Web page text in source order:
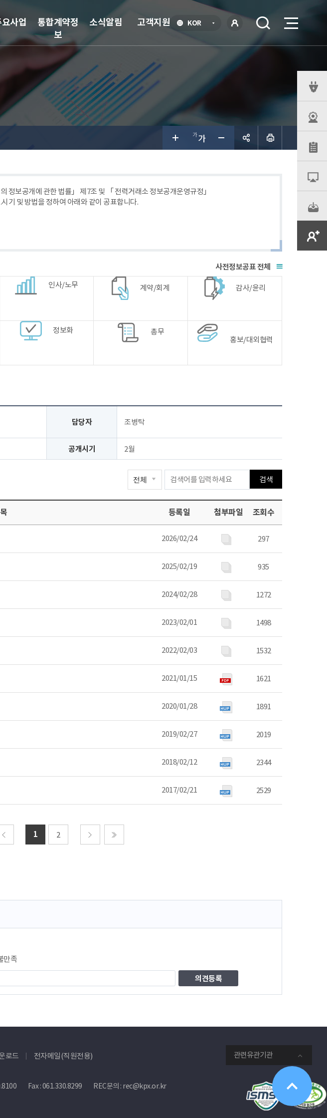
KOR언
그인
사업
통합계약정
보
소식알림 고객지원
정보공개에 관한 법률」 제7조 및 「 전력거래소 정보공개운영규정」
기 및 방법을 정하여 아래와 같이 공표합니다.
전체
인사/노무 계약/회계 감사/윤리
정보화 총무
홍보/대외협력
담당자 조병탁
공개시기 2월
검색
등록일 첨부파일 조회수
2026/02/24 297
2025/02/19 935
2024/02/28 1272
2023/02/01 1498
2022/02/03 1532
2021/01/15 1621
2020/01/28 1891
2019/02/27 2019
2018/02/12 2344
2017/02/21 2529
1
2
만족
관련유관기관
로드 전자메일(직원전용)
Fax : 061.330.8299 REC문의 : rec@kpx.or.kr
뉴